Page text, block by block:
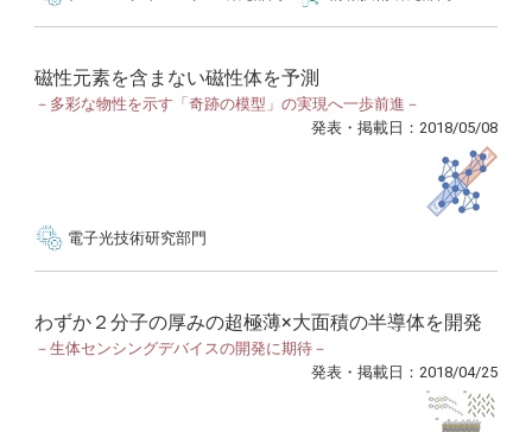
磁性元素を含まない磁性体を予測
－多彩な物性を示す「奇跡の模型」の実現へ一歩前進－
発表・掲載日：2018/05/08
電子光技術研究部門
わずか２分子の厚みの超極薄×大面積の半導体を開発
－生体センシングデバイスの開発に期待－
発表・掲載日：2018/04/25